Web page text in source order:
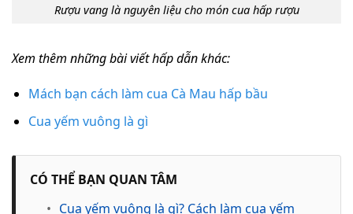
Rượu vang là nguyên liệu cho món cua hấp rượu
Xem thêm những bài viết hấp dẫn khác:
Mách bạn cách làm cua Cà Mau hấp bầu
Cua yếm vuông là gì
CÓ THỂ BẠN QUAN TÂM
• Cua yếm vuông là gì? Cách làm cua yếm